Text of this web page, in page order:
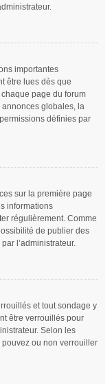
importantes
être lues dès que
page du forum
globales, la
définies par
sur la première page
informations
régulièrement. Comme
de publier des
l’administrateur.
et tout sondage y
être verrouillés pour
Selon les
pouvez ou non verrouiller